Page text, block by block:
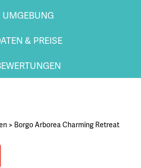
UMGEBUNG
& PREISE
> Borgo Arborea Charming Retreat